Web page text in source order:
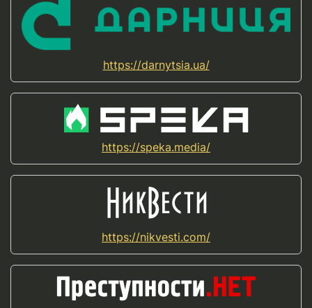
https://darnytsia.ua/
https://speka.media/
https://nikvesti.com/